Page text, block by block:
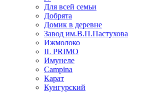
Для всей семьи
Добрята
Домик в деревне
Завод им.В.П.Пастухова
Ижмолоко
IL PRIMO
Имунеле
Campina
Карат
Кунгурский